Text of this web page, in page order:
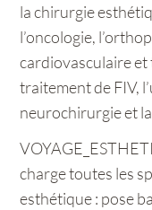
la chirurgie
l’oncologie,
cardiovasculaire
traitement de FIV,
neurochirurgie et
charge toutes les
esthétique : pose